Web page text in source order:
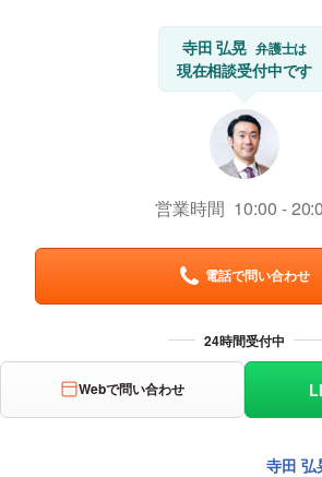
寺田 弘晃 弁護士は
現在相談受付中です
営業時間 10:00
電話で問い合わせ
Webで問い合わせ
寺田 弘